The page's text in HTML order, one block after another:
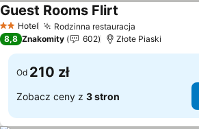
2 Kategoria
Hotel Rodzinna restauracja
Guest Rooms Flirt
8,8 Znakomity 602 Złote Piaski
Od 210 zł
Zobacz ceny z 3 stron